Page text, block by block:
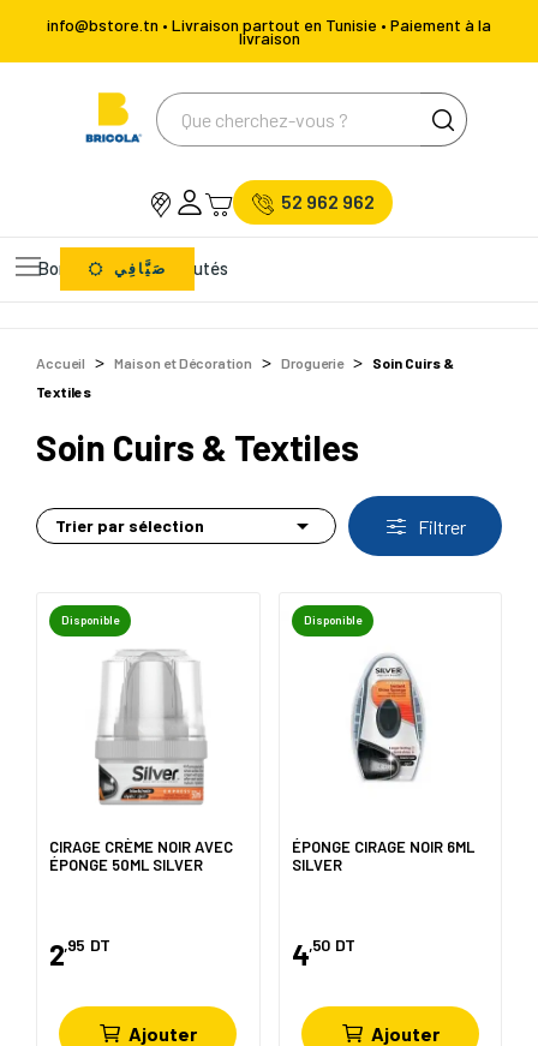
info@bstore.tn • Livraison partout en Tunisie • Paiement à la
livraison
52 962 962
Bons Plans Nouveautés
صَيَّافِي
Accueil Maison et Décoration Droguerie
Soin Cuirs &
Textiles
Soin Cuirs & Textiles
Trier par sélection  Filtrer
Disponible
CIRAGE CRÈME NOIR AVEC
ÉPONGE 50ML SILVER
2,95 DT
Ajouter
Disponible
ÉPONGE CIRAGE NOIR 6ML
SILVER
4,50 DT
Ajouter